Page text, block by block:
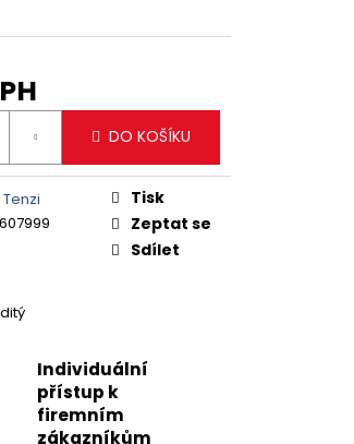
DO KOŠÍKU
Tisk
Zeptat se
Sdílet
Individuální
přístup k
firemním
zákazníkům